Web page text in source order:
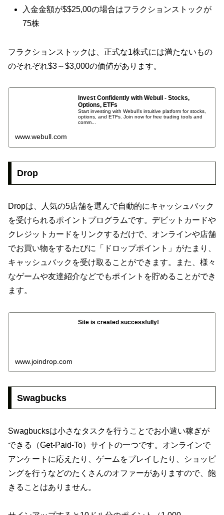
入金金額が$$25,00の場合はフラクションストックが
75株
フラクションストックは、正式な1株式には満たないもの
のそれぞれ$3～$3,000の価値があります。
Invest Confidently with Webull - Stocks,
Options, ETFs
Start investing with Webull's intuitive platform for stocks,
options, and ETFs. Join now for free trading tools and
comm...
www.webull.com
Drop
Dropは、人気の5店舗を選んで自動的にキャッシュバック
を受けられるポイントプログラムです。デビットカードや
クレジットカードをリンクするだけで、オンラインや店舗
でお買い物をするたびに「ドロップポイント」がたまり、
キャッシュバックを受け取ることができます。また、様々
なゲームや友達紹介などでもポイントを貯めることができ
ます。
Site is created successfully!
www.joindrop.com
Swagbucks
Swagbucksは小さなタスクを行うことでお小遣い稼ぎが
できる（Get-Paid-To）サイトの一つです。オンラインで
アンケートに応えたり、ゲームをプレイしたり、ショッピ
ングを行うなどのたくさんのオファーがありますので、飽
きることはありません。